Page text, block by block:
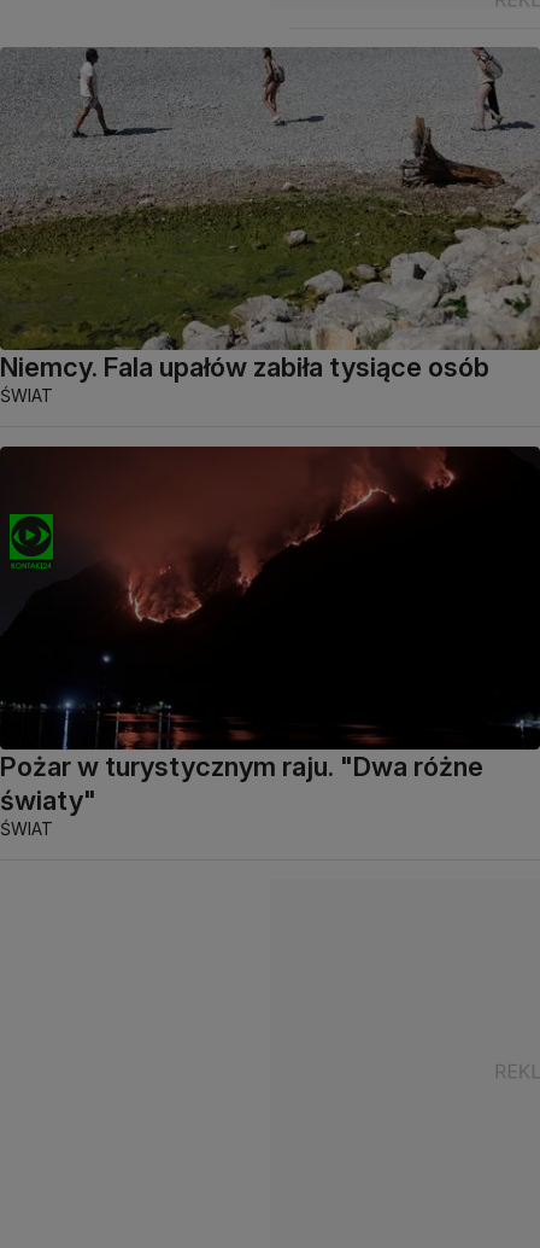
Niemcy. Fala upałów zabiła tysiące osób
ŚWIAT
Pożar w turystycznym raju. "Dwa różne
światy"
ŚWIAT